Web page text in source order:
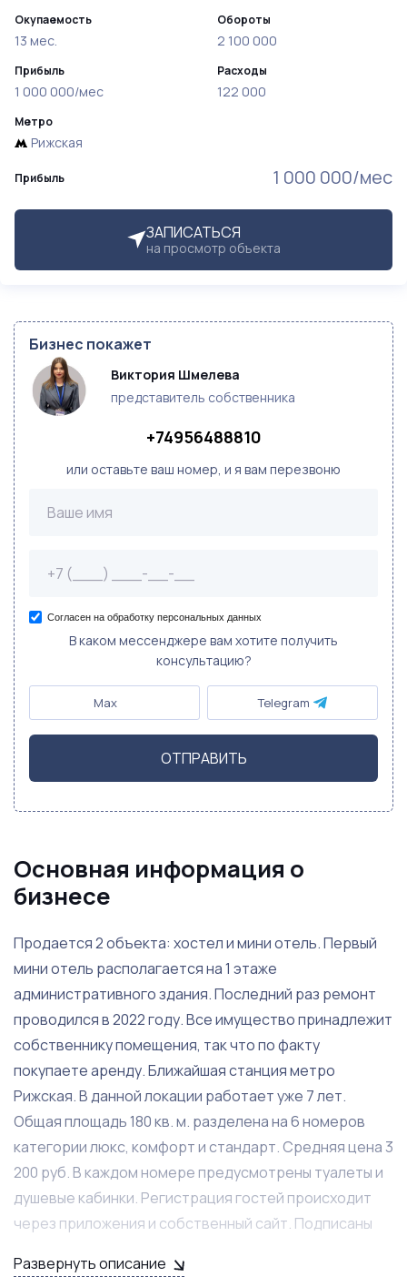
Прибыль 1 000 000/мес
ЗАПИСАТЬСЯ
на просмотр объекта
Окупаемость
13 мес.
Прибыль
1 000 000/мес
Обороты
2 100 000
Расходы
122 000
Метро
Рижская
Бизнес покажет
Виктория Шмелева
представитель собственника
+74956488810
или оставьте ваш номер, и я вам перезвоню
Согласен на обработку персональных данных
В каком мессенджере вам хотите получить
консультацию?
Max Telegram
ОТПРАВИТЬ
Основная информация о
бизнесе
Продается 2 объекта: хостел и мини отель. Первый
мини отель располагается на 1 этаже
административного здания. Последний раз ремонт
проводился в 2022 году. Все имущество принадлежит
собственнику помещения, так что по факту
покупаете аренду. Ближайшая станция метро
Рижская. В данной локации работает уже 7 лет.
Общая площадь 180 кв. м. разделена на 6 номеров
категории люкс, комфорт и стандарт. Средняя цена 3
200 руб. В каждом номере предусмотрены туалеты и
душевые кабинки. Регистрация гостей происходит
через приложения и собственный сайт. Подписаны
услугам и вывозу мусора. Средняя загрузка хостела
Развернуть описание